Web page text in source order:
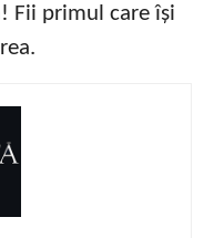
Fii primul care își